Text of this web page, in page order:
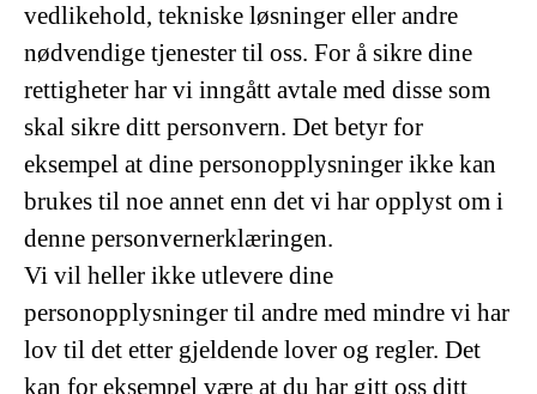
vedlikehold, tekniske løsninger eller andre
nødvendige tjenester til oss. For å sikre dine
rettigheter har vi inngått avtale med disse som
skal sikre ditt personvern. Det betyr for
eksempel at dine personopplysninger ikke kan
brukes til noe annet enn det vi har opplyst om i
denne personvernerklæringen.
Vi vil heller ikke utlevere dine
personopplysninger til andre med mindre vi har
lov til det etter gjeldende lover og regler. Det
kan for eksempel være at du har gitt oss ditt